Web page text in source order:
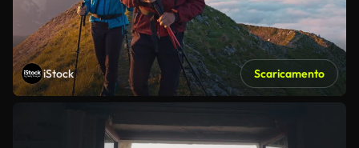
iStock Scaricamento